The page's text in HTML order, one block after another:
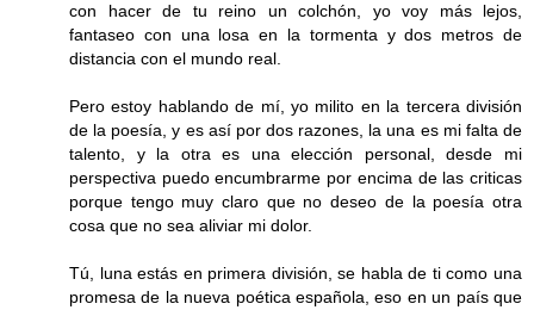
con hacer de tu reino un colchón, yo voy más lejos,
fantaseo con una losa en la tormenta y dos metros de
distancia con el mundo real.
Pero estoy hablando de mí, yo milito en la tercera división
de la poesía, y es así por dos razones, la una es mi falta de
talento, y la otra es una elección personal, desde mi
perspectiva puedo encumbrarme por encima de las criticas
porque tengo muy claro que no deseo de la poesía otra
cosa que no sea aliviar mi dolor.
Tú, luna estás en primera división, se habla de ti como una
promesa de la nueva poética española, eso en un país que